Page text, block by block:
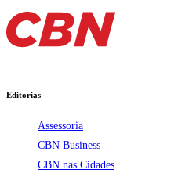
Editorias
Assessoria
CBN Business
CBN nas Cidades